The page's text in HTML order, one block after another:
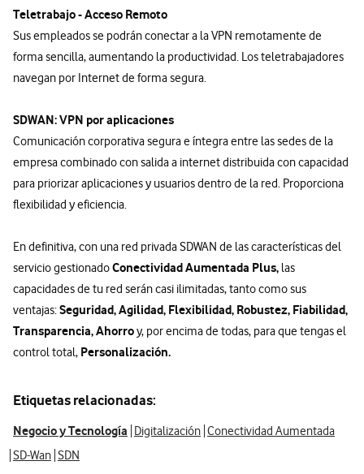
Teletrabajo - Acceso Remoto
Sus empleados se podrán conectar a la VPN remotamente de
forma sencilla, aumentando la productividad. Los teletrabajadores
navegan por Internet de forma segura.
SDWAN: VPN por aplicaciones
Comunicación corporativa segura e íntegra entre las sedes de la
empresa combinado con salida a internet distribuida con capacidad
para priorizar aplicaciones y usuarios dentro de la red. Proporciona
flexibilidad y eficiencia.
En definitiva, con una red privada SDWAN de las características del
servicio gestionadoConectividad Aumentada Plus, las
capacidades de tu red serán casi ilimitadas, tanto como sus
ventajas:Seguridad, Agilidad, Flexibilidad, Robustez, Fiabilidad,
Transparencia, Ahorroy, por encima de todas, para que tengas el
control total, Personalización.
Etiquetas relacionadas:
Negocio y Tecnología Digitalización Conectividad Aumentada
SD-Wan SDN